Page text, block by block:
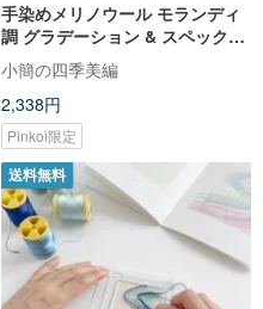
手染めメリノウール モランディ
調 グラデーション & スペックル
毛糸 各色 1 カセ苔緑・チャコー
ル・ピンク 手染毛糸セット ネッ
クウォーマー・帽子作りに
小簡の四季美編
2,338円
Pinkoi限定
送料無料